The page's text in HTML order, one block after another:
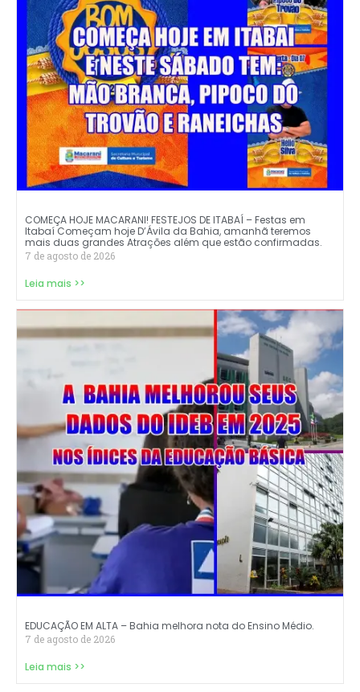
COMEÇA HOJE MACARANI! FESTEJOS DE ITABAÍ – Festas em
Itabaí Começam hoje D’Ávila da Bahia, amanhã teremos
mais duas grandes Atrações além que estão confirmadas.
7 de agosto de 2026
Leia mais >>
EDUCAÇÃO EM ALTA – Bahia melhora nota do Ensino Médio.
7 de agosto de 2026
Leia mais >>